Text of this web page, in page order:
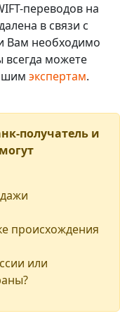
переводов на
в связи с
Вам необходимо
всегда можете
экспертам.
получатель и
происхождения
или